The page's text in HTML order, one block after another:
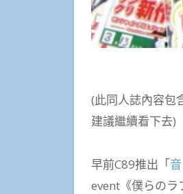
(此同人誌內容包
建議繼續看下去)
早前C89推出「
event《僕らのラ